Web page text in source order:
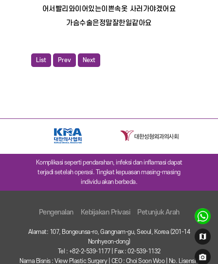
어서빨리와이어있는이쁜속옷 사러가야겠어요
가슴수술은정말잘한일같아요
List Prev Next
Komplikasi seperti pendarahan, infeksi dan inflamasi dapat
terjadi setelah operasi. Tingkat kepuasan masing-masing
individu akan berbeda.
Pengenalan Kebijakan Privasi Petunjuk Arah
Alamat: 107, Bongeunsa-ro, Gangnam-gu, Seoul, Korea (201-14
Nonhyeon-dong)
Tel : +82-2-539-1177 | Fax : 02-539-1132
Nama Bisnis : View Plastic Surgery | CEO : Choi Soon Woo | No. Lisensi :